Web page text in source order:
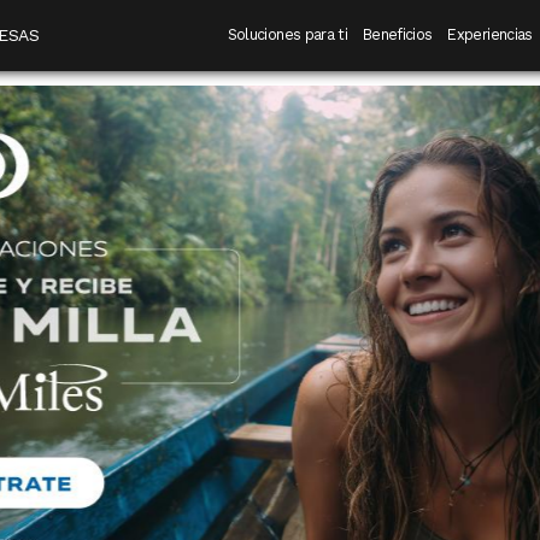
Navegación principal
Soluciones para ti Beneficios Experiencias